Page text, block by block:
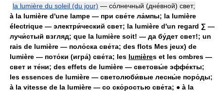
la lumière du soleil (du jour) — со́лнечный (дне́вной) свет;
à la lumière d'une lampe — при све́те ла́мпы; la lumière
électrique — электри́ческий свет; la lumière d'un regard ∑ —
лучи́стый взгляд; que la lumière soit! — да бу́дет свет!; un
rais de lumière — поло́ска све́та; des flots Mes jeux) de
lumière — пото́ки (игра́) све́та; les lumières et les ombres —
свет и те́ни; des effets de lumière — световы́е эффе́кты;
les essences de lumière — светолюби́вые лесны́е поро́ды;
à la vitesse de la lumière — со ско́ростью све́та; ● à la